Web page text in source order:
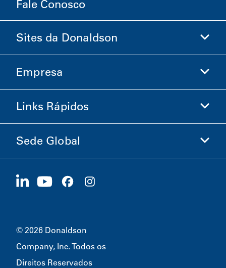
Fale Conosco
Sites da Donaldson
Donaldson Life Sciences
Loja Donaldson
Empresa
Informações sobre a Empresa
Ética e Conformidade
Carreiras
Links Rápidos
Investidores
Fornecedores
Sustentabilidade
Sede Global
1400 W 94th Street
© 2026 Donaldson
Company, Inc. Todos os
Direitos Reservados